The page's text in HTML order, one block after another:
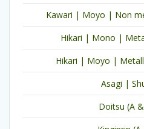
Kawari | Moyo | Non
Hikari | Mono |
Hikari | Moyo |
Asagi |
Doitsu (A